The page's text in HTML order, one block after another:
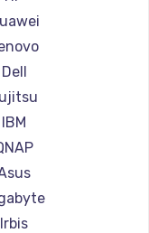
модуля